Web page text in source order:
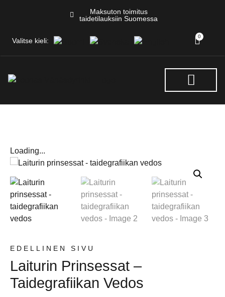
Maksuton toimitus
taidetilauksiin Suomessa
Valitse kieli:
0
Loading...
EDELLINEN SIVU
Laiturin Prinsessat –
Taidegrafiikan Vedos